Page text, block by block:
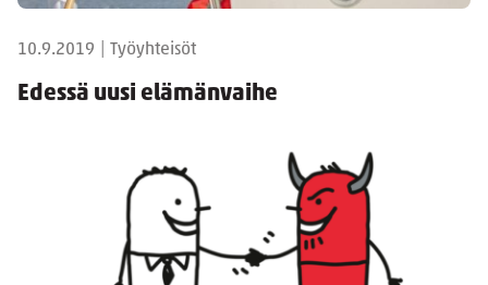
10.9.2019 Työyhteisöt
Edessä uusi elämänvaihe